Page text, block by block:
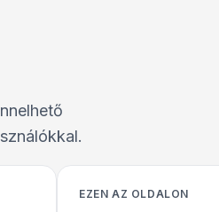
EZEN AZ OLDALON